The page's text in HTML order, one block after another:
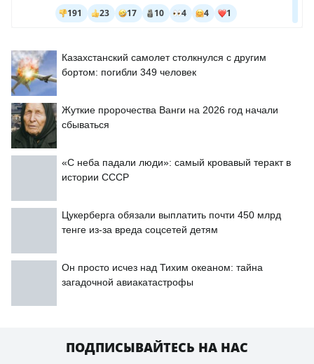
Казахстанский самолет столкнулся с другим
бортом: погибли 349 человек
Жуткие пророчества Ванги на 2026 год начали
сбываться
«С неба падали люди»: самый кровавый теракт в
истории СССР
Цукерберга обязали выплатить почти 450 млрд
тенге из-за вреда соцсетей детям
Он просто исчез над Тихим океаном: тайна
загадочной авиакатастрофы
ПОДПИСЫВАЙТЕСЬ НА НАС